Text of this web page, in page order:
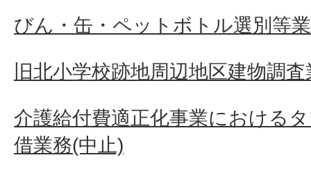
びん・缶・ペットボトル選別等
旧北小学校跡地周辺地区建物調
介護給付費適正化事業における
借業務(中止)